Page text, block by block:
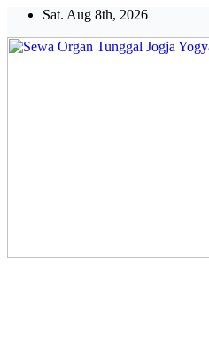
Skip
content
Sat. Aug 8th, 2026